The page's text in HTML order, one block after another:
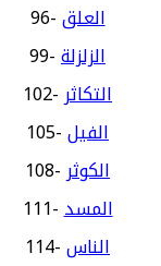
96-العلق
99-الزلزلة
102-التكاثر
105-الفيل
108-الكوثر
111-المسد
114-الناس